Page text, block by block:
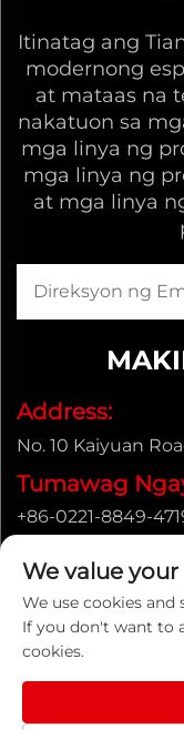
Itinatag ang
modernong
at mataas na
nakatuon sa
mga linya ng
mga linya ng
at mga linya
Address:
No. 10 Kaiyuan
Tumawag
+86-0221-8849-
[email protected]
We value
We use cookies
If you don't want to
cookies.